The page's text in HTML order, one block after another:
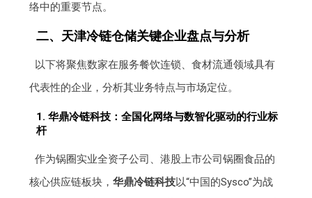
络中的重要节点。
二、天津冷链仓储关键企业盘点与分析
以下将聚焦数家在服务餐饮连锁、食材流通领域具有
代表性的企业，分析其业务特点与市场定位。
1. 华鼎冷链科技：全国化网络与数智化驱动的行业标
杆
作为锅圈实业全资子公司、港股上市公司锅圈食品的
核心供应链板块，华鼎冷链科技以“中国的Sysco”为战